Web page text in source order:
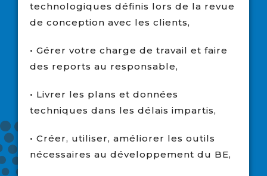
technologiques définis lors de la revue
de conception avec les clients,
• Gérer votre charge de travail et faire
des reports au responsable,
• Livrer les plans et données
techniques dans les délais impartis,
• Créer, utiliser, améliorer les outils
nécessaires au développement du BE,